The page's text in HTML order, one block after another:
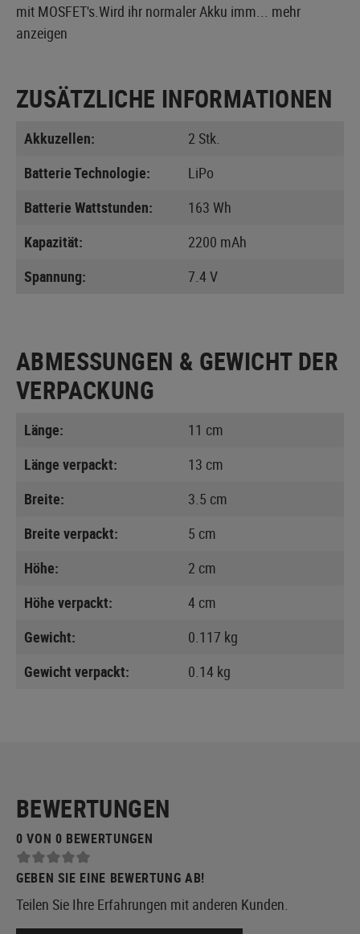
mit MOSFET's.Wird ihr normaler Akku imm... mehr
anzeigen
ZUSÄTZLICHE INFORMATIONEN
Akkuzellen:
2 Stk.
Batterie Technologie:
LiPo
Batterie Wattstunden:
163 Wh
Kapazität:
2200 mAh
Spannung:
7.4 V
ABMESSUNGEN & GEWICHT DER
VERPACKUNG
Länge:
11 cm
Länge verpackt:
13 cm
Breite:
3.5 cm
Breite verpackt:
5 cm
Höhe:
2 cm
Höhe verpackt:
4 cm
Gewicht:
0.117 kg
Gewicht verpackt:
0.14 kg
BEWERTUNGEN
0 VON 0 BEWERTUNGEN
GEBEN SIE EINE BEWERTUNG AB!
Teilen Sie Ihre Erfahrungen mit anderen Kunden.